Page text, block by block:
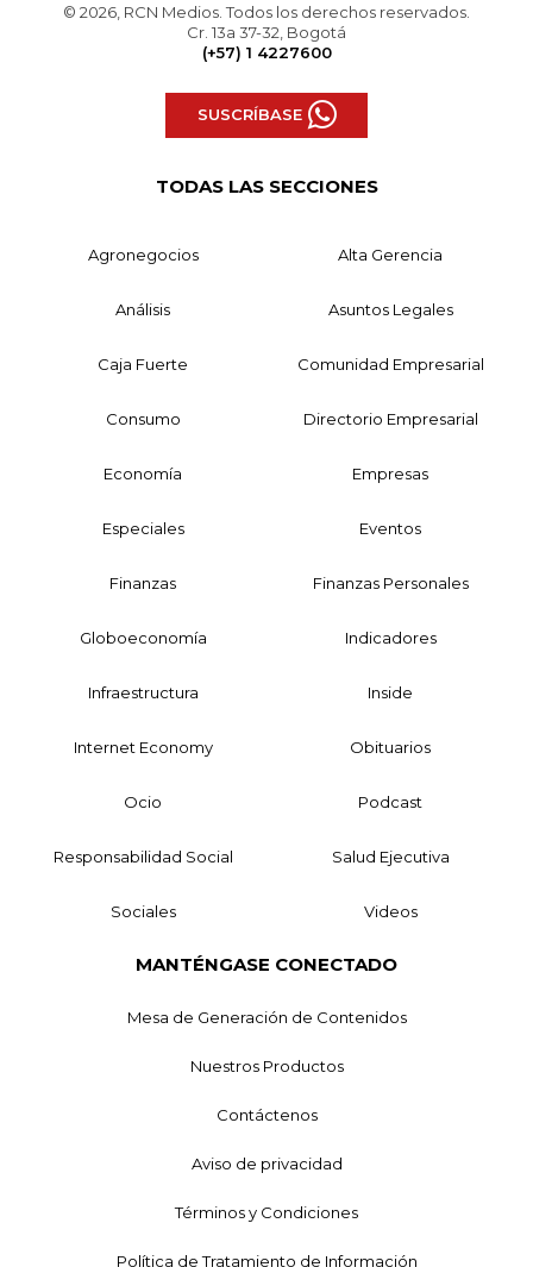
© 2026, RCN Medios. Todos los derechos reservados.
Cr. 13a 37-32, Bogotá
(+57) 1 4227600
SUSCRÍBASE
TODAS LAS SECCIONES
Agronegocios Alta Gerencia
Análisis Asuntos Legales
Caja Fuerte Comunidad Empresarial
Consumo Directorio Empresarial
Economía Empresas
Especiales Eventos
Finanzas Finanzas Personales
Globoeconomía Indicadores
Infraestructura Inside
Internet Economy Obituarios
Ocio Podcast
Responsabilidad Social Salud Ejecutiva
Sociales Videos
MANTÉNGASE CONECTADO
Mesa de Generación de Contenidos
Nuestros Productos
Contáctenos
Aviso de privacidad
Términos y Condiciones
Política de Tratamiento de Información